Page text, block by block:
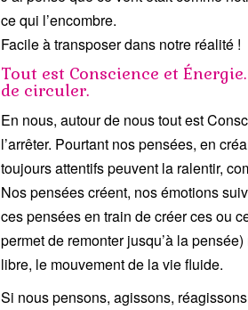
ce qui l’encombre.
Facile à transposer dans notre réalité !
Tout est Conscience et
de circuler.
En nous, autour de nous tout est
l’arrêter. Pourtant nos pensées, en
toujours attentifs peuvent la ralentir,
Nos pensées créent, nos émotions
ces pensées en train de créer ces ou
permet de remonter jusqu’à la
libre, le mouvement de la vie fluide.
Si nous pensons, agissons,